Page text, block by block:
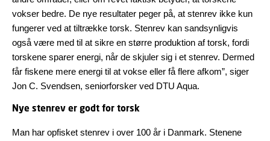
vokser bedre. De nye resultater peger på, at stenrev ikke kun
fungerer ved at tiltrække torsk. Stenrev kan sandsynligvis
også være med til at sikre en større produktion af torsk, fordi
torskene sparer energi, når de skjuler sig i et stenrev. Dermed
får fiskene mere energi til at vokse eller få flere afkom”, siger
Jon C. Svendsen, seniorforsker ved DTU Aqua.
Nye stenrev er godt for torsk
Man har opfisket stenrev i over 100 år i Danmark. Stenene